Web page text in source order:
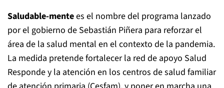
Saludable-mentees el nombre del programa lanzado
por el gobierno de Sebastián Piñera para reforzar el
área de la salud mental en el contexto de la pandemia.
La medida pretende fortalecer la red de apoyo Salud
Responde y la atención en los centros de salud familiar